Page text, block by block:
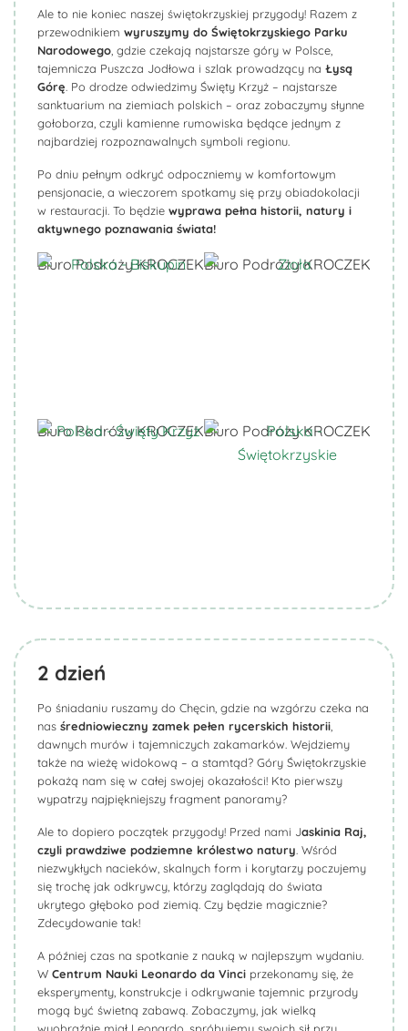
Ale to nie koniec naszej świętokrzyskiej przygody! Razem z
przewodnikiem wyruszymy do Świętokrzyskiego Parku
Narodowego , gdzie czekają najstarsze góry w Polsce,
tajemnicza Puszcza Jodłowa i szlak prowadzący na Łysą
Górę . Po drodze odwiedzimy Święty Krzyż – najstarsze
sanktuarium na ziemiach polskich – oraz zobaczymy słynne
gołoborza, czyli kamienne rumowiska będące jednym z
najbardziej rozpoznawalnych symboli regionu.
Po dniu pełnym odkryć odpoczniemy w komfortowym
pensjonacie, a wieczorem spotkamy się przy obiadokolacji
w restauracji. To będzie wyprawa pełna historii, natury i
aktywnego poznawania świata!
Biuro Podróży KROCZEKBiuro Podróży KROCZEK
Biuro Podróży KROCZEKBiuro Podróży KROCZEK
2 dzień
Po śniadaniu ruszamy do Chęcin, gdzie na wzgórzu czeka na
nas średniowieczny zamek pełen rycerskich historii
dawnych murów i tajemniczych zakamarków. Wejdziemy
także na wieżę widokową – a stamtąd? Góry Świętokrzyskie
pokażą nam się w całej swojej okazałości! Kto pierwszy
wypatrzy najpiękniejszy fragment panoramy?
Ale to dopiero początek przygody! Przed nami Jaskinia Raj,
czyli prawdziwe podziemne królestwo natury . Wśród
niezwykłych nacieków, skalnych form i korytarzy poczujemy
się trochę jak odkrywcy, którzy zaglądają do świata
ukrytego głęboko pod ziemią. Czy będzie magicznie?
Zdecydowanie tak!
A później czas na spotkanie z nauką w najlepszym wydaniu.
W Centrum Nauki Leonardo da Vinci przekonamy się, że
eksperymenty, konstrukcje i odkrywanie tajemnic przyrody
mogą być świetną zabawą. Zobaczymy, jak wielką